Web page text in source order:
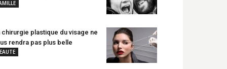
chirurgie plastique du visage ne
rendra pas plus belle